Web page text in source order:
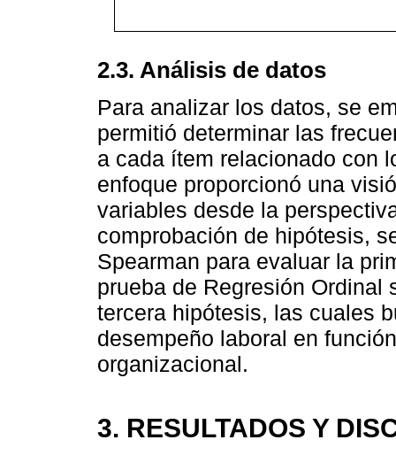
2.3. Análisis de datos
Para analizar los datos, se
permitió determinar las
a cada ítem relacionado con
enfoque proporcionó una
variables desde la
comprobación de hipótesis,
Spearman para evaluar la
prueba de Regresión Ordinal
tercera hipótesis, las cuales
desempeño laboral en
organizacional.
3. RESULTADOS Y